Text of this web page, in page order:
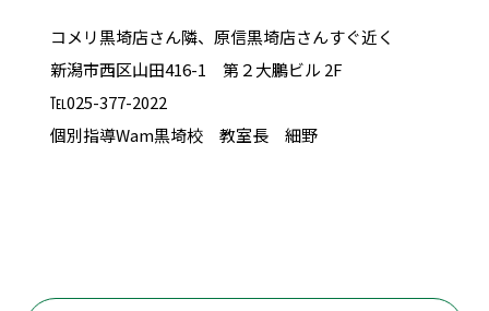
コメリ黒埼店さん隣、原信黒埼店さんすぐ近く
新潟市西区山田416-1 第２大鵬ビル 2F
℡025-377-2022
個別指導Wam黒埼校 教室長 細野